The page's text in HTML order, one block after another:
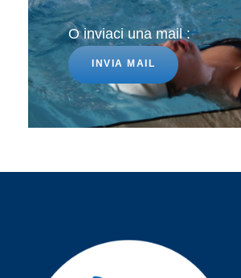
O inviaci una mail :
INVIA MAIL